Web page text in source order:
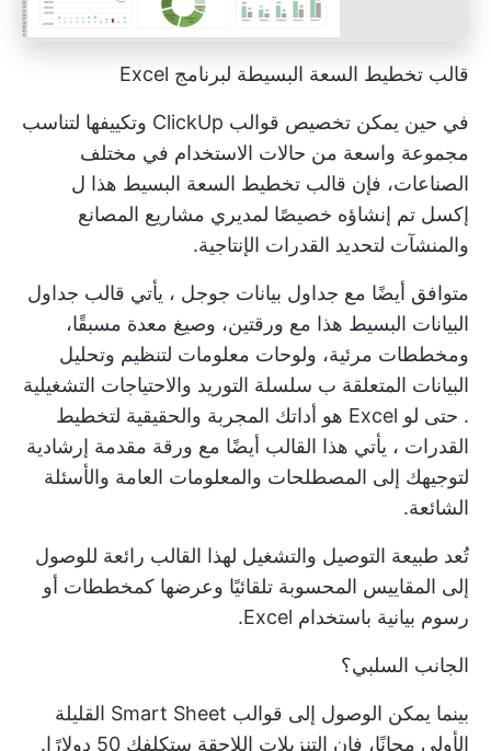
قالب تخطيط السعة البسيطة لبرنامج Excel
في حين يمكن تخصيص قوالب ClickUp وتكييفها لتناسب
مجموعة واسعة من حالات الاستخدام في مختلف
الصناعات، فإن قالب تخطيط السعة البسيط هذا ل
إكسل تم إنشاؤه خصيصًا لمديري مشاريع المصانع
والمنشآت لتحديد القدرات الإنتاجية.
متوافق أيضًا مع جداول بيانات جوجل ، يأتي قالب جداول
البيانات البسيط هذا مع ورقتين، وصيغ معدة مسبقًا،
ومخططات مرئية، ولوحات معلومات لتنظيم وتحليل
البيانات المتعلقة ب سلسلة التوريد والاحتياجات التشغيلية
. حتى لو
Excel هو أداتك المجربة والحقيقية لتخطيط
القدرات ، يأتي هذا القالب أيضًا مع ورقة مقدمة إرشادية
لتوجيهك إلى المصطلحات والمعلومات العامة والأسئلة
الشائعة.
تُعد طبيعة التوصيل والتشغيل لهذا القالب رائعة للوصول
إلى المقاييس المحسوبة تلقائيًا وعرضها كمخططات أو
رسوم بيانية باستخدام Excel.
الجانب السلبي؟
بينما يمكن الوصول إلى قوالب Smart Sheet القليلة
الأولى مجانًا، فإن التنزيلات اللاحقة ستكلفك 50 دولارًا.